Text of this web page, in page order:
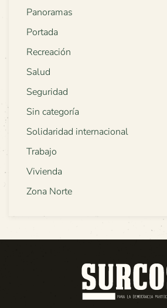
Panoramas
Portada
Recreación
Salud
Seguridad
Sin categoría
Solidaridad internacional
Trabajo
Vivienda
Zona Norte